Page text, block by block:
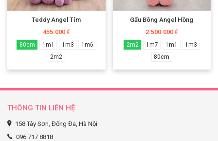
Teddy Angel Tím
455.000₫
80cm 1m1 1m3
1m6
2m2
Gấu Bông Angel Hồng
2.500.000₫
2m2 1m7 1m1
1m3
80cm
THÔNG TIN LIÊN HỆ
158 Tây Sơn, Đống Đa, Hà Nội
096 717 8818